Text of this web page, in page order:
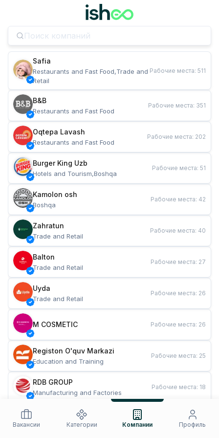
Safia
Restaurants and Fast Food,Trade and
Retail
Рабочие места: 511
B&B
Restaurants and Fast Food
Рабочие места: 351
Oqtepa Lavash
Restaurants and Fast Food
Рабочие места: 202
Burger King Uzb
Hotels and Tourism,Boshqa
Рабочие места: 51
Kamolon osh
Boshqa
Рабочие места: 42
Zahratun
Trade and Retail
Рабочие места: 40
Balton
Trade and Retail
Рабочие места: 27
Uyda
Trade and Retail
Рабочие места: 26
M COSMETIC Рабочие места: 26
Registon O'quv Markazi
Education and Training
Рабочие места: 25
RDB GROUP
Manufacturing and Factories
Рабочие места: 18
Restaurants and Fast Food
Рабочие места
Вакансии
Категории Компании Профиль